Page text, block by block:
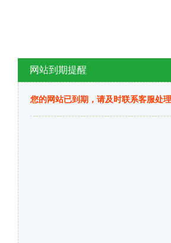
网站到期提醒
您的网站已到期，请及时联系客服处理